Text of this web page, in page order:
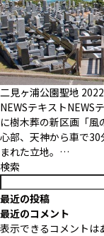
二見ヶ浦公園聖地
NEWSテキストNEWS
に樹木葬の新区画「
心部、天神から車で
まれた立地。…
検索
最近の投稿
最近のコメント
表示できるコメントは